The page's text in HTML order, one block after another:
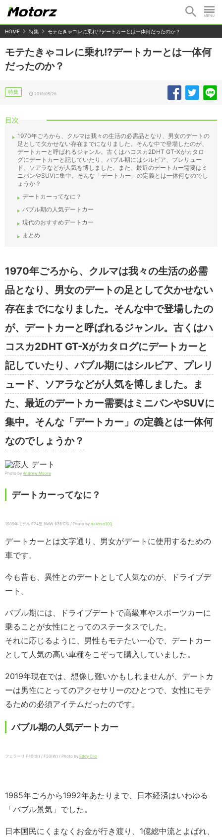
HOME 特集 モテたきゃコレに乗れ!?デートカーとは一体何だったのか？
モテたきゃコレに乗れ!?デートカーとは一体何
だったのか？
特集 2019/05/26
目次
1970年ごろから、クルマは我々の生活の必需品となり、男女のデートの
足として欠かせない存在までになりました。そんな中で登場したのが、
デートカーと呼ばれるジャンル。古くはハコスカ2DHT GT-Xがカタロ
グにデートカーと記していたり、バブル期にはシルビア、プレリュー
ド、ソアラなどが人気を博しました。また、最近のデートカー需要はミ
ニバンやSUVに集中。そんな「デートカー」の定義とは一体何なのでし
ょうか？
デートカーってなに？
バブル期の人気デートカー
現代のおすすめデートカー
まとめ
1970年ごろから、クルマは我々の生活の必需
品となり、男女のデートの足として欠かせない
存在までになりました。そんな中で登場したの
が、デートカーと呼ばれるジャンル。古くはハ
コスカ2DHT GT-Xがカタログにデートカーと
記していたり、バブル期にはシルビア、プレリ
ュード、ソアラなどが人気を博しました。ま
た、最近のデートカー需要はミニバンやSUVに
集中。そんな「デートカー」の定義とは一体何
なのでしょうか？
Photo by Andrew Moore
デートカーってなに？
1989年モデル E24型 BMW 635 CSi / Photo by nakhon100
デートカーとは文字通り、男女がデートに使用するための
車です。
今も昔も、異性とのデートとして人気なのが、ドライブデ
ート。
バブル期には、ドライブデートで高級車やスポーツカーに
乗ることが女性にとってのステータスでした。
それに応じるように、男性もモテたい一心で、デートカー
として人気の高い車種をこぞって購入していました。
2019年現在では、想像し難いかもしれませんが、デートカ
ーは男性にとってのアクセサリーのひとつで、女性にモテ
るための必須アイテムだったのです。
バブル期の人気デートカー
フェラーリ F40(左) / F50(右) / Photo by Eddy Clio
1985年ごろから1992年あたりまで、日本経済はいわゆる
「バブル景気」でした。
日本国民にくまなくお金が行き渡り、1億総中流とよばれ、